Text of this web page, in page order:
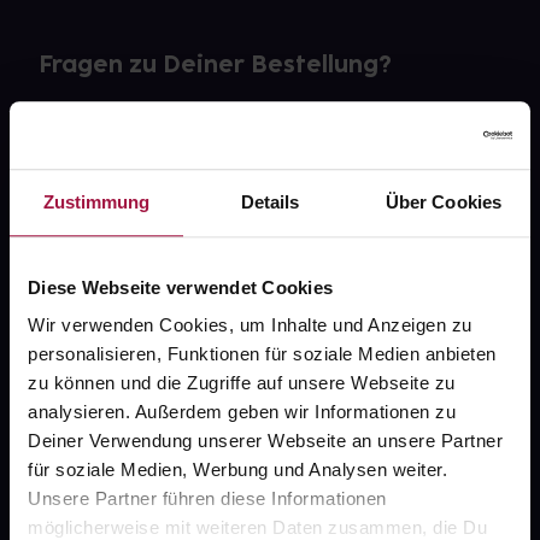
Zustimmung Details Über Cookies
Diese Webseite verwendet Cookies
Wir verwenden Cookies, um Inhalte und Anzeigen zu
personalisieren, Funktionen für soziale Medien anbieten
zu können und die Zugriffe auf unsere Webseite zu
analysieren. Außerdem geben wir Informationen zu
Deiner Verwendung unserer Webseite an unsere Partner
für soziale Medien, Werbung und Analysen weiter.
Unsere Partner führen diese Informationen
möglicherweise mit weiteren Daten zusammen, die Du
Fragen zu Deiner Bestellung?
gesund.de
Über uns
Karriere
Newsletter